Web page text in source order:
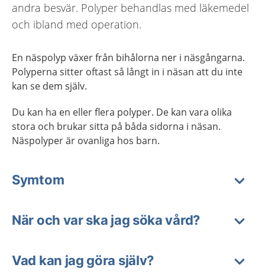
andra besvär. Polyper behandlas med läkemedel
och ibland med operation.
En näspolyp växer från bihålorna ner i näsgångarna.
Polyperna sitter oftast så långt in i näsan att du inte
kan se dem själv.
Du kan ha en eller flera polyper. De kan vara olika
stora och brukar sitta på båda sidorna i näsan.
Näspolyper är ovanliga hos barn.
Symtom
När och var ska jag söka vård?
Vad kan jag göra själv?